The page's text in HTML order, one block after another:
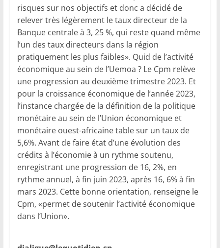
risques sur nos objectifs et donc a décidé de
relever très légèrement le taux directeur de la
Banque centrale à 3, 25 %, qui reste quand même
l’un des taux directeurs dans la région
pratiquement les plus faibles». Quid de l’activité
économique au sein de l’Uemoa ? Le Cpm relève
une progression au deuxième trimestre 2023. Et
pour la croissance économique de l’année 2023,
l’instance chargée de la définition de la politique
monétaire au sein de l’Union économique et
monétaire ouest-africaine table sur un taux de
5,6%. Avant de faire état d’une évolution des
crédits à l’économie à un rythme soutenu,
enregistrant une progression de 16, 2%, en
rythme annuel, à fin juin 2023, après 16, 6% à fin
mars 2023. Cette bonne orientation, renseigne le
Cpm, «permet de soutenir l’activité économique
dans l’Union».